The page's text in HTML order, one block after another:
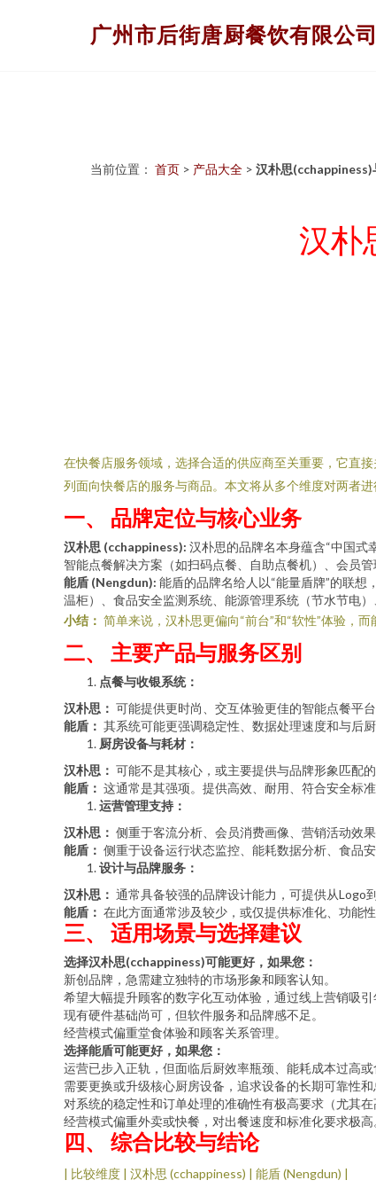
广州市后街唐厨餐饮有限公司
当前位置： 首页 > 产品大全 > 汉朴思(cchappiness)
汉朴
在快餐店服务领域，选择合适的供应商至关重要，它直
列面向快餐店的服务与商品。本文将从多个维度对两者
一、 品牌定位与核心业务
汉朴思 (cchappiness): 汉朴思的品牌名本身蕴含“中国式
智能点餐解决方案（如扫码点餐、自助点餐机）、会员
能盾 (Nengdun): 能盾的品牌名给人以“能量盾牌”的联想
温柜）、食品安全监测系统、能源管理系统（节水节电
小结： 简单来说，汉朴思更偏向“前台”和“软性”体验，
二、 主要产品与服务区别
点餐与收银系统：
汉朴思： 可能提供更时尚、交互体验更佳的智能点餐平
能盾： 其系统可能更强调稳定性、数据处理速度和与后
厨房设备与耗材：
汉朴思： 可能不是其核心，或主要提供与品牌形象匹配
能盾： 这通常是其强项。提供高效、耐用、符合安全标
运营管理支持：
汉朴思： 侧重于客流分析、会员消费画像、营销活动效
能盾： 侧重于设备运行状态监控、能耗数据分析、食品
设计与品牌服务：
汉朴思： 通常具备较强的品牌设计能力，可提供从Logo
能盾： 在此方面通常涉及较少，或仅提供标准化、功能性
三、 适用场景与选择建议
选择汉朴思(cchappiness)可能更好，如果您：
新创品牌，急需建立独特的市场形象和顾客认知。
希望大幅提升顾客的数字化互动体验，通过线上营销吸引
现有硬件基础尚可，但软件服务和品牌感不足。
经营模式偏重堂食体验和顾客关系管理。
选择能盾可能更好，如果您：
运营已步入正轨，但面临后厨效率瓶颈、能耗成本过高或
需要更换或升级核心厨房设备，追求设备的长期可靠性和
对系统的稳定性和订单处理的准确性有极高要求（尤其在
经营模式偏重外卖或快餐，对出餐速度和标准化要求极高
四、 综合比较与结论
| 比较维度 | 汉朴思 (cchappiness) | 能盾 (Nengdun) |